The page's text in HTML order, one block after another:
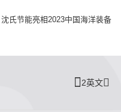
氏节能亮相2023中国海洋装备
2英文